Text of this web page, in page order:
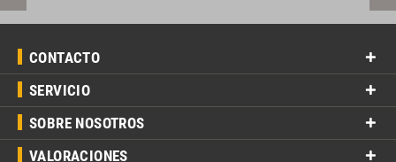
CONTACTO
SERVICIO
SOBRE NOSOTROS
VALORACIONES